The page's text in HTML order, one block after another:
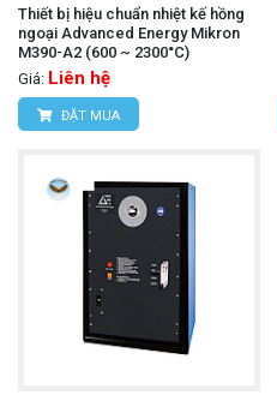
Thiết bị hiệu chuẩn nhiệt kế hồng
ngoại Advanced Energy Mikron
M390-A2 (600 ~ 2300°C)
Giá: Liên hệ
ĐẶT MUA